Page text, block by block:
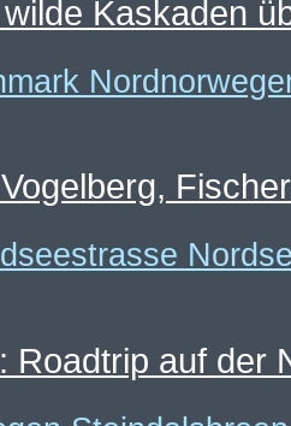
Kaskaden
Roadtrip auf der